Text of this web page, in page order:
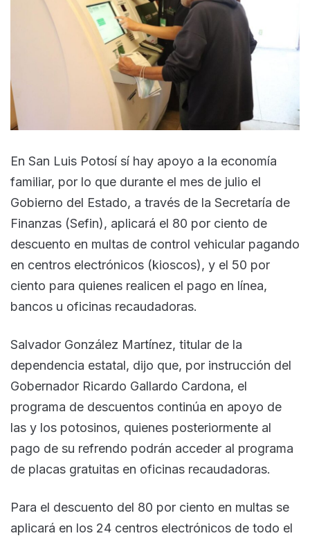
En San Luis Potosí sí hay apoyo a la economía
familiar, por lo que durante el mes de julio el
Gobierno del Estado, a través de la Secretaría de
Finanzas (Sefin), aplicará el 80 por ciento de
descuento en multas de control vehicular pagando
en centros electrónicos (kioscos), y el 50 por
ciento para quienes realicen el pago en línea,
bancos u oficinas recaudadoras.
Salvador González Martínez, titular de la
dependencia estatal, dijo que, por instrucción del
Gobernador Ricardo Gallardo Cardona, el
programa de descuentos continúa en apoyo de
las y los potosinos, quienes posteriormente al
pago de su refrendo podrán acceder al programa
de placas gratuitas en oficinas recaudadoras.
Para el descuento del 80 por ciento en multas se
aplicará en los 24 centros electrónicos de todo el